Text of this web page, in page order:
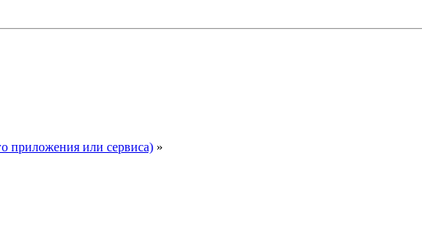
приложения или сервиса) »